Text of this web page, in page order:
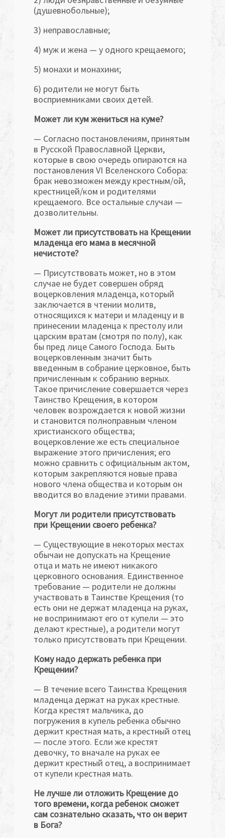
(душевнобольные);
3) неправославные;
4) муж и жена — у одного крещаемого;
5) монахи и монахини;
6) родители не могут быть
восприемниками своих детей.
Может ли кум жениться на куме?
— Согласно постановлениям, принятым
в Русской Православной Церкви,
которые в свою очередь опираются на
постанов­ления VI Вселенского Собора:
брак невозможен между крестным/ой,
крестницей/ком и родителями
крещаемого. Все остальные случаи —
дозволительны.
Может ли присутствовать на Крещении
младенца его мама в месячной
нечистоте?
— Присутствовать может, но в этом
случае не будет совершен обряд
воцерковления младенца, который
заключается в чтении молитв,
относящихся к матери и младенцу и в
принесении младенца к престолу или
царским вратам (смотря по полу), как
бы пред лице Самого Господа. Быть
воцерковленным значит быть
введенным в собрание церковное, быть
причисленным к собранию верных.
Такое причисление совершается через
Таинство Крещения, в котором
человек возрождается к новой жизни
и становится полноправным членом
христианского общества;
воцерковление же есть специальное
выражение этого причисления; его
можно сравнить с официальным актом,
которым закрепляются новые права
нового члена общества и которым он
вводится во владение этими правами.
Могут ли родители присутствовать
при Крещении своего ребенка?
— Существующие в некоторых местах
обычаи не допускать на Крещение
отца и мать не имеют никакого
церковного основания. Единственное
требование — родители не должны
участвовать в Таинстве Крещения (то
есть они не держат младенца на руках,
не воспринимают его от купели — это
делают крестные), а родители могут
только присутствовать при Крещении.
Кому надо держать ребенка при
Крещении?
— В течение всего Таинства Крещения
младенца держат на руках крестные.
Когда крестят мальчика, до
погружения в купель ребенка обычно
держит крестная мать, а крестный отец
— после этого. Если же крестят
девочку, то вначале на руках ее
держит крестный отец, а воспринимает
от купели крестная мать.
Не лучше ли отложить Крещение до
того времени, когда ребенок сможет
сам сознательно сказать, что он верит
в Бога?